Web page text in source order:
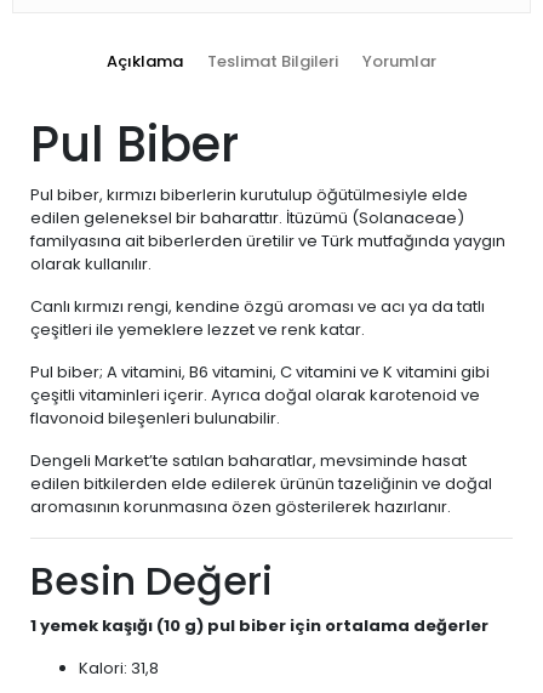
Açıklama Teslimat Bilgileri Yorumlar
Pul Biber
Pul biber, kırmızı biberlerin kurutulup öğütülmesiyle elde
edilen geleneksel bir baharattır. İtüzümü (Solanaceae)
familyasına ait biberlerden üretilir ve Türk mutfağında yaygın
olarak kullanılır.
Canlı kırmızı rengi, kendine özgü aroması ve acı ya da tatlı
çeşitleri ile yemeklere lezzet ve renk katar.
Pul biber; A vitamini, B6 vitamini, C vitamini ve K vitamini gibi
çeşitli vitaminleri içerir. Ayrıca doğal olarak karotenoid ve
flavonoid bileşenleri bulunabilir.
Dengeli Market’te satılan baharatlar, mevsiminde hasat
edilen bitkilerden elde edilerek ürünün tazeliğinin ve doğal
aromasının korunmasına özen gösterilerek hazırlanır.
Besin Değeri
1 yemek kaşığı (10 g) pul biber için ortalama değerler
Kalori: 31,8